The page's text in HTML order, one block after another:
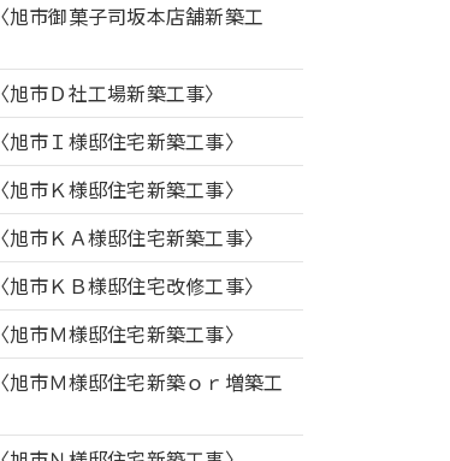
〈旭市御菓子司坂本店舗新築工
〈旭市Ｄ社工場新築工事〉
〈旭市Ｉ様邸住宅新築工事〉
〈旭市Ｋ様邸住宅新築工事〉
〈旭市ＫＡ様邸住宅新築工事〉
〈旭市ＫＢ様邸住宅改修工事〉
〈旭市Ｍ様邸住宅新築工事〉
〈旭市Ｍ様邸住宅新築ｏｒ増築工